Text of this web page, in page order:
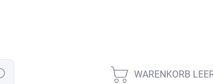
WARENKORB